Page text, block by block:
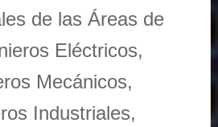
de las Áreas de
Eléctricos,
Mecánicos,
Industriales,